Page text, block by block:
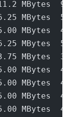
MBytes
MBytes